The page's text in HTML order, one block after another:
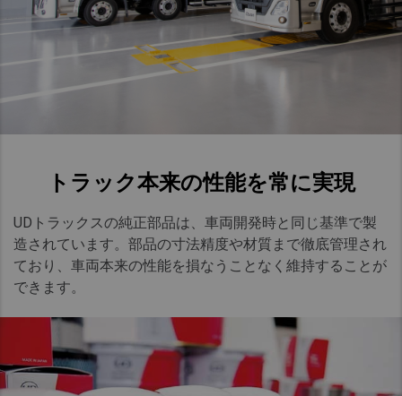
United States
Return to Global
トラック本来の性能を常に実現​
UD トラックスの純正部品は、車両開発時と同じ基準で製
造されています。部品の寸法精度や材質まで徹底管理され
ており、車両本来の性能を損なうことなく維持することが
できます。